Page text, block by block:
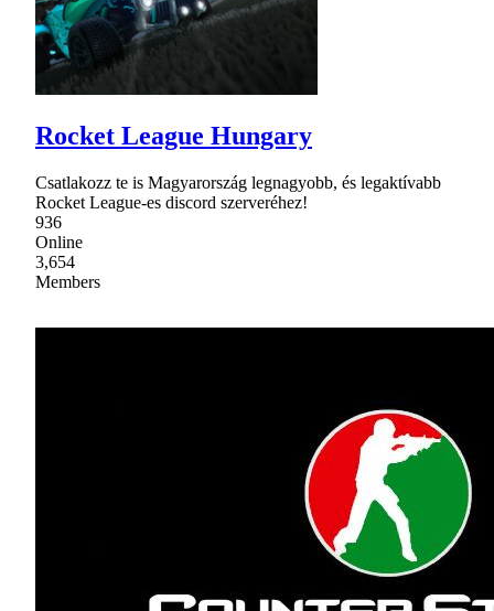
Rocket League Hungary
Csatlakozz te is Magyarország legnagyobb, és legaktívabb
Rocket League-es discord szerveréhez!
936
Online
3,654
Members